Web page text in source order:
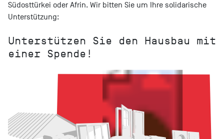
Südosttürkei oder Afrin. Wir bitten Sie um Ihre solidarische
Unterstützung:
Unterstützen Sie den Hausbau mit
einer Spende!